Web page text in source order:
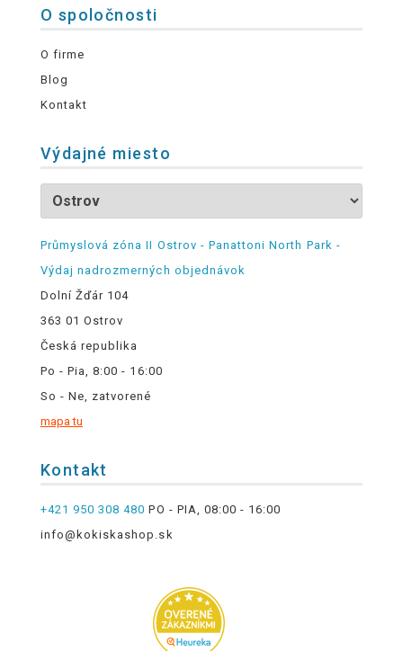
O spoločnosti
O firme
Blog
Kontakt
Výdajné miesto
Průmyslová zóna II Ostrov - Panattoni North Park -
Výdaj nadrozmerných objednávok
Dolní Žďár 104
363 01 Ostrov
Česká republika
Po - Pia, 8:00 - 16:00
So - Ne, zatvorené
mapa tu
Kontakt
+421 950 308 480 PO - PIA, 08:00 - 16:00
info@kokiskashop.sk